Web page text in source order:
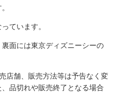
ています。
面には東京ディズニーシーの
店舗、販売方法等は予告なく変
品切れや販売終了となる場合